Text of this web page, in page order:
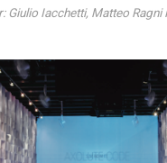
Giulio Iacchetti, Matteo